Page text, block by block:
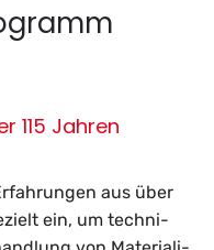
115 Jahren
aus über
ein, um tech­ni­